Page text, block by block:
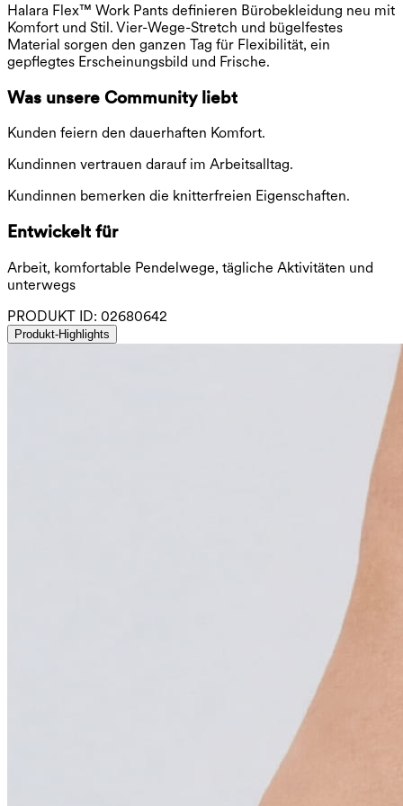
Halara Flex™ Work Pants definieren Bürobekleidung neu mit
Komfort und Stil. Vier-Wege-Stretch und bügelfestes
Material sorgen den ganzen Tag für Flexibilität, ein
gepflegtes Erscheinungsbild und Frische.
Was unsere Community liebt
Kunden feiern den dauerhaften Komfort.
Kundinnen vertrauen darauf im Arbeitsalltag.
Kundinnen bemerken die knitterfreien Eigenschaften.
Entwickelt für
Arbeit, komfortable Pendelwege, tägliche Aktivitäten und
unterwegs
PRODUKT ID: 02680642
Produkt-Highlights